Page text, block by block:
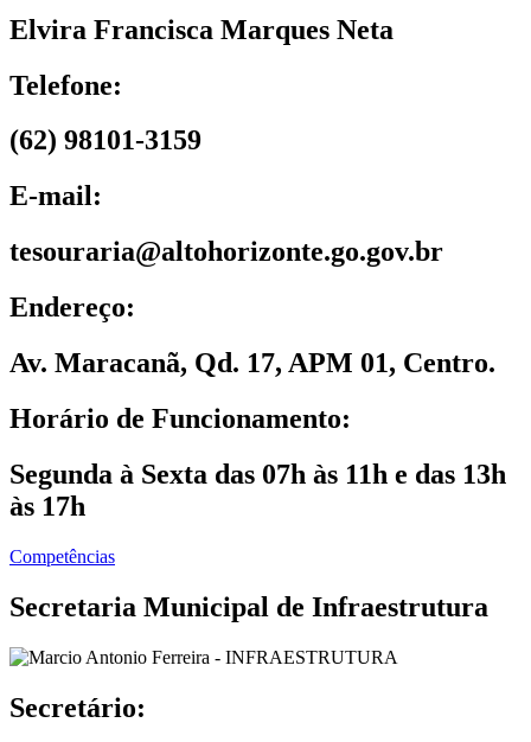
Elvira Francisca Marques Neta
Telefone:
(62) 98101-3159
E-mail:
tesouraria@altohorizonte.go.gov.br
Endereço:
Av. Maracanã, Qd. 17, APM 01, Centro.
Horário de Funcionamento:
Segunda à Sexta das 07h às 11h e das 13h
às 17h
Competências
Secretaria Municipal de Infraestrutura
Secretário: